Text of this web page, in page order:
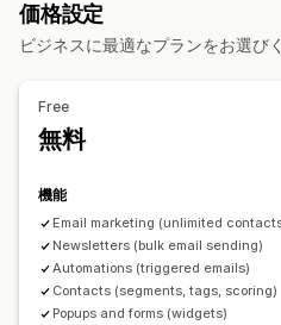
おすすめ商品
編集ツール
インポートとエクスポート
オートメーション
タグ付け レポート インサイトと
APIとWebhook
出口意図 ディスカウント
ニュースレター フォーム バナー
カスタムポップアップ
ポップアップ管理
編集ツール
カスタムフォント メールアドレス
トリガーとルール オートメーショ
ジオロケーション タグ付け レポ
APIとWebhook
価格設定
ビジネスに最適なプランをお選び
Free
無料
機能
Email marketing (unlimited
Newsletters (bulk email sending)
Automations (triggered emails)
Contacts (segments, tags, scoring)
Popups and forms (widgets)